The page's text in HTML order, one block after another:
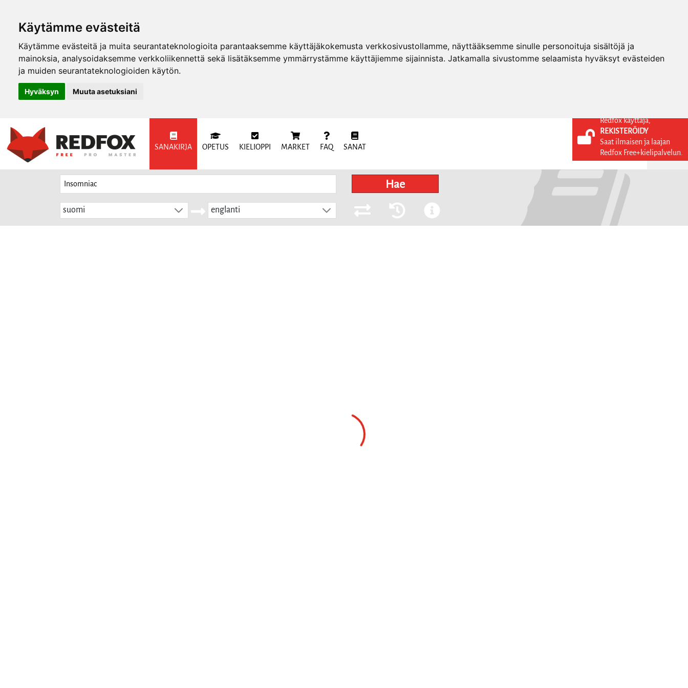
Käytämme evästeitä
Käytämme evästeitä ja muita seurantateknologioita parantaaksemme käyttäjäkokemusta verkkosivustollamme, näyttääksemme sinulle personoituja sisältöjä ja
mainoksia, analysoidaksemme verkkoliikennettä sekä lisätäksemme ymmärrystämme käyttäjiemme sijainnista. Jatkamalla sivustomme selaamista hyväksyt evästeiden
ja muiden seurantateknologioiden käytön.
Hyväksyn Muuta asetuksiani
SANAKIRJA OPETUS KIELIOPPI MARKET FAQ SANAT
KIRJAUDU SISÄÄN
REKISTERÖIDY
Hae
suomi englanti
Redfox käyttäjä,
REKISTERÖIDY
Saat ilmaisen ja laajan
Redfox Free+kielipalvelun.